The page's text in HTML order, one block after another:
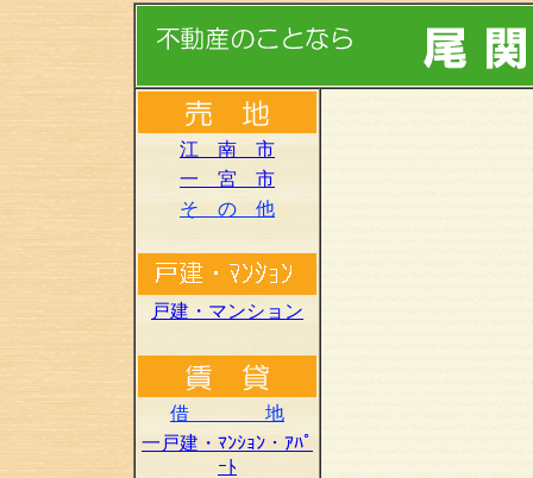
江 南 市
一 宮 市
そ の 他
戸建・マンション
借 地
一戸建・ﾏﾝｼｮﾝ・ｱﾊﾟ
ｰﾄ